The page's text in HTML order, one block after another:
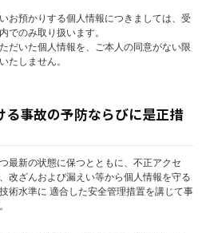
お預かりする個人情報につきましては、受
でのみ取り扱います。
だいた個人情報を、ご本人の同意がない限
たしません。
る事故の予防ならびに是正措
最新の状態に保つとともに、不正アクセ
改ざんおよび漏えい等から個人情報を守る
術水準に 適合した安全管理措置を講じて事